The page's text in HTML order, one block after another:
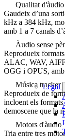
Legal
Qualitat d'àudio
Gaudeix d’una
kHz a 384 kHz,
amb 1 a 7 canals
Àudio sense
Reprodueix
ALAC, WAV,
OGG i OPUS,
Música tracker
Reprodueix de
incloent els
demoscene que la
Motors d'àudio
Tria entre tres